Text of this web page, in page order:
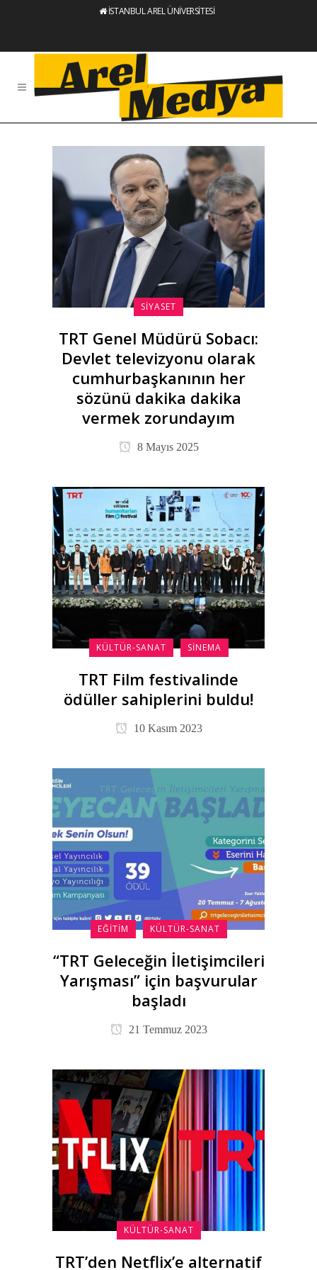
İSTANBUL AREL ÜNİVERSİTESİ
SIYASET
TRT Genel Müdürü Sobacı:
Devlet televizyonu olarak
cumhurbaşkanının her
sözünü dakika dakika
vermek zorundayım
8 Mayıs 2025
KÜLTÜR-SANAT SINEMA
TRT Film festivalinde
ödüller sahiplerini buldu!
10 Kasım 2023
EĞITIM KÜLTÜR-SANAT
“TRT Geleceğin İletişimcileri
Yarışması” için başvurular
başladı
21 Temmuz 2023
KÜLTÜR-SANAT
TRT’den Netflix’e alternatif